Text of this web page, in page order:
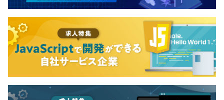
改善
・人材要件の自動リコメンドを通して採用計画を早める
アジャイル、スクラム
社会保険完備（健康保険・厚生年金加入・雇用保険・労災
保険）
無期雇用
メントを重視 当社では、柔軟な働き方を支援しなが
らも、プロジェクトの成功とチームの目標達成には
コミットメントが不可欠です。プロジェクトの納期や
品質に責任を持ちつつ、効率的な時間管理をおこな
いながら、働く時間や場所を自由に選ぶことができ
ます。これにより、仕事の要求と家庭生活のバランス
を取りながら、専門性とキャリアの成長を同時に追
求することが可能です。